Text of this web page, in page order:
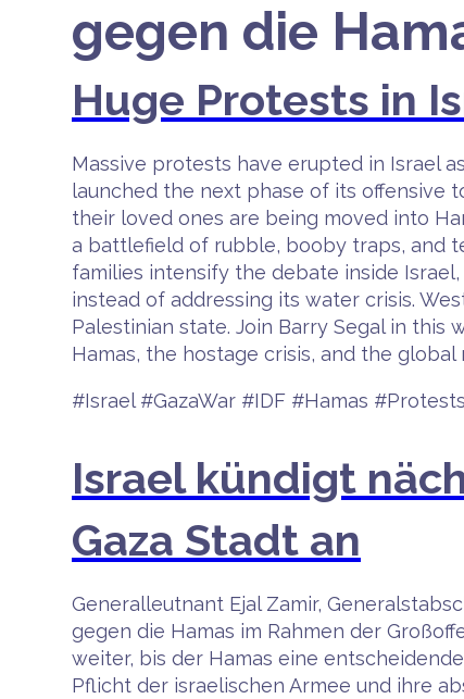
gegen die
Huge Protests in
Massive protests have erupted in Israel
launched the next phase of its offensive
their loved ones are being moved into
a battlefield of rubble, booby traps, and
families intensify the debate inside
instead of addressing its water crisis.
Palestinian state. Join Barry Segal in this
Hamas, the hostage crisis, and the
#Israel #GazaWar #IDF #Hamas #Protests
Israel kündigt
Gaza Stadt an
Generalleutnant Ejal Zamir,
gegen die Hamas im Rahmen der
weiter, bis der Hamas eine
Pflicht der israelischen Armee und ihre